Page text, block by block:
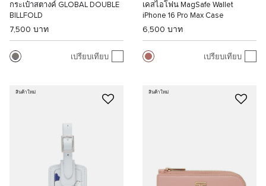
กระเป๋าสตางค์ GLOBAL DOUBLE
BILLFOLD
7,500 บาท
เปรียบเทียบ
เคสไอโฟน MagSafe Wallet
iPhone 16 Pro Max Case
6,500 บาท
เปรียบเทียบ
สินค้าใหม่ สินค้าใหม่